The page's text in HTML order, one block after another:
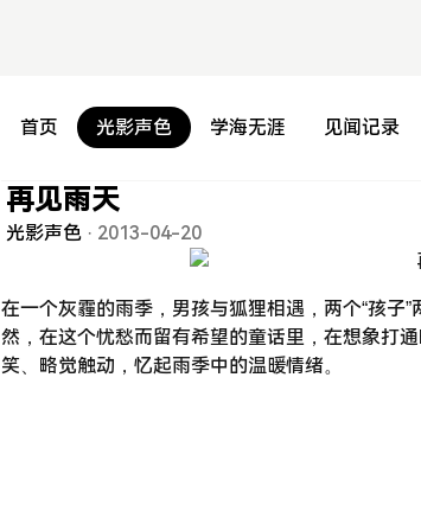
首页 光影声色 学海无涯 见闻记录
再见雨天
光影声色 · 2013-04-20
在一个灰霾的雨季，男孩与狐狸相遇，两个“孩子
然，在这个忧愁而留有希望的童话里，在想象打
笑、略觉触动，忆起雨季中的温暖情绪。